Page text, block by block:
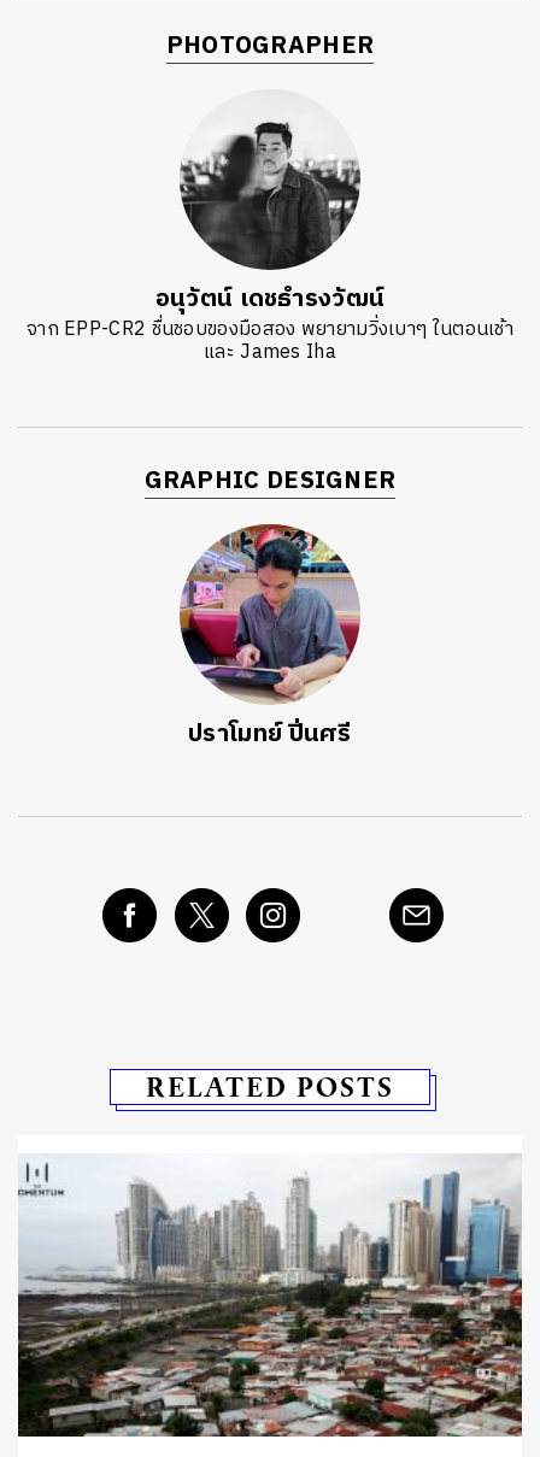
PHOTOGRAPHER
อนุวัตน์ เดชธำรงวัฒน์
จาก EPP-CR2 ชื่นชอบของมือสอง พยายามวิ่งเบาๆ ในตอนเช้า
และ James Iha
GRAPHIC DESIGNER
ปราโมทย์ ปิ่นศรี
RELATED POSTS